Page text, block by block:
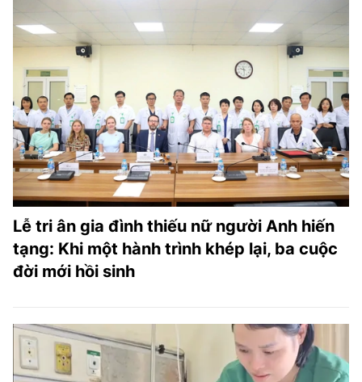
Lễ tri ân gia đình thiếu nữ người Anh hiến
tạng: Khi một hành trình khép lại, ba cuộc
đời mới hồi sinh